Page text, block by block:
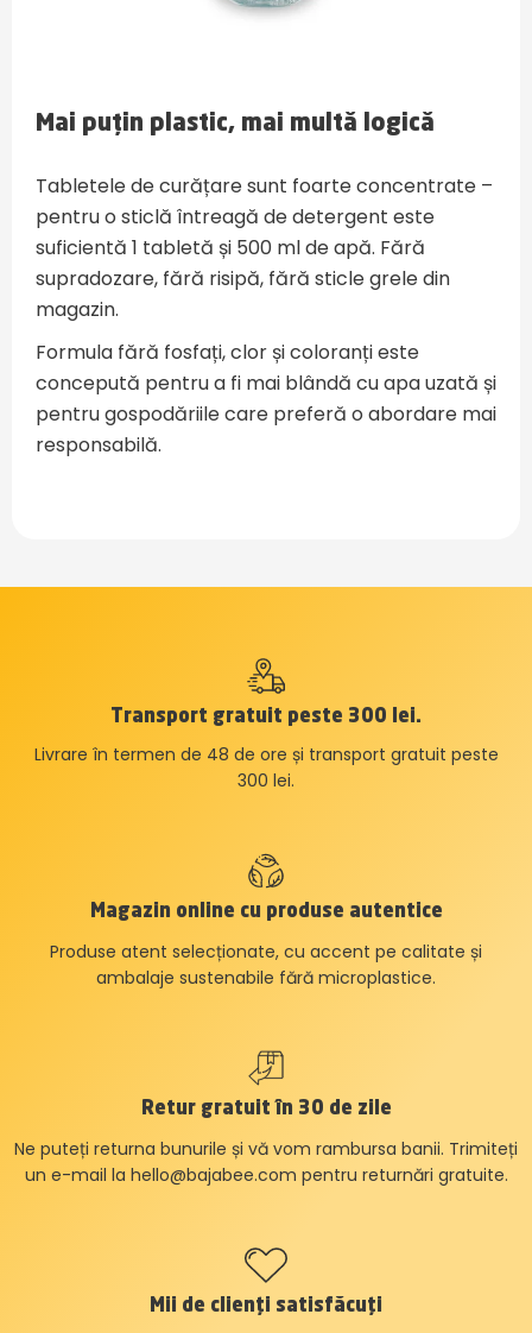
Mai puțin plastic, mai multă logică
Tabletele de curățare sunt foarte concentrate –
pentru o sticlă întreagă de detergent este
suficientă 1 tabletă și 500 ml de apă. Fără
supradozare, fără risipă, fără sticle grele din
magazin.
Formula fără fosfați, clor și coloranți este
concepută pentru a fi mai blândă cu apa uzată și
pentru gospodăriile care preferă o abordare mai
responsabilă.
Transport gratuit peste 300 lei.
Livrare în termen de 48 de ore și transport gratuit peste
300 lei.
Magazin online cu produse autentice
Produse atent selecționate, cu accent pe calitate și
ambalaje sustenabile fără microplastice.
Retur gratuit în 30 de zile
Ne puteți returna bunurile și vă vom rambursa banii. Trimiteți
un e-mail la hello@bajabee.com pentru returnări gratuite.
Mii de clienți satisfăcuți